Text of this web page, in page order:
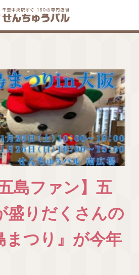
島ファン】五
盛りだくさんの
まつり』が今年